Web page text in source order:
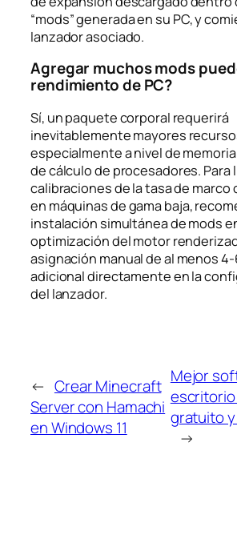
“mods” generada en su PC, y
lanzador asociado.
Agregar muchos mods
rendimiento de PC?
Sí, un paquete corporal requerirá
inevitablemente mayores
especialmente a nivel de memoria
de cálculo de procesadores. Para
calibraciones de la tasa de marco
en máquinas de gama baja,
instalación simultánea de mods
optimización del motor
asignación manual de al menos 4-
adicional directamente en la
del lanzador.
← Crear Minecraft
Server con Hamachi
en Windows 11
Mejor
gratuito
→